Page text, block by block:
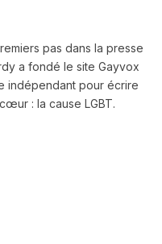
pas dans la presse
a fondé le site Gayvox
indépendant pour écrire
: la cause LGBT.